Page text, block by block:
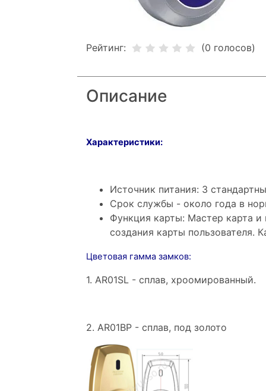
Рейтинг: (0 голосов)
Описание
Характеристики:
Источник питания: 3
Срок службы - около года в
Функция карты: Мастер карта и
создания карты пользователя.
Цветовая гамма замков:
1. AR01SL - сплав, хроомированный.
2. AR01BP - сплав, под золото